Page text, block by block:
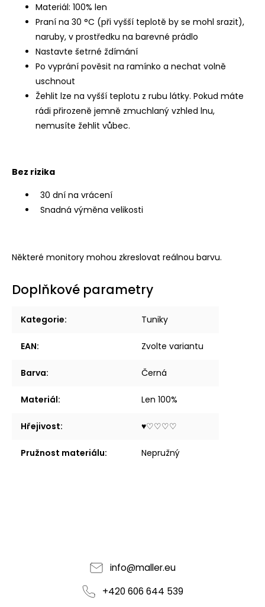
Materiál: 100% len
Praní na 30 °C (při vyšší teplotě by se mohl srazit),
naruby, v prostředku na barevné prádlo
Nastavte šetrné ždímání
Po vyprání pověsit na ramínko a nechat volně
uschnout
Žehlit lze na vyšší teplotu z rubu látky. Pokud máte
rádi přirozeně jemně zmuchlaný vzhled lnu,
nemusíte žehlit vůbec.
Bez rizika
30 dní na vrácení
Snadná výměna velikosti
Některé monitory mohou zkreslovat reálnou barvu.
Doplňkové parametry
Kategorie: Tuniky
EAN: Zvolte variantu
Barva: Černá
Materiál: Len 100%
Hřejivost: ♥︎♡♡♡♡
Pružnost materiálu: Nepružný
info@maller.eu
+420 606 644 539